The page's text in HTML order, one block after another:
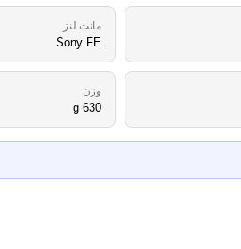
مانت لنز
Sony FE
وزن
630 g